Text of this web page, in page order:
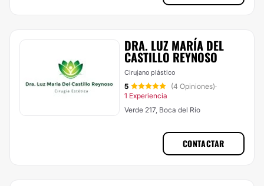
DRA. LUZ MARÍA DEL
CASTILLO REYNOSO
Cirujano plástico
5 (4 Opiniones)·
1 Experiencia
Verde 217, Boca del Río
CONTACTAR